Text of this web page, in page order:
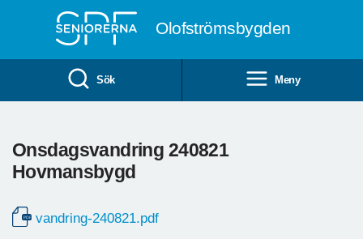
Olofströmsbygden
Sök Meny
Onsdagsvandring 240821
Hovmansbygd
vandring-240821.pdf